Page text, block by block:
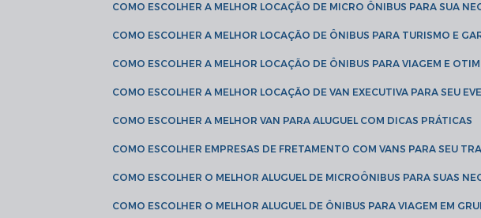
COMO ESCOLHER A MELHOR LOCAÇÃO DE MICRO ÔNIBUS PARA SUA
COMO ESCOLHER A MELHOR LOCAÇÃO DE ÔNIBUS PARA TURISMO E
COMO ESCOLHER A MELHOR LOCAÇÃO DE ÔNIBUS PARA VIAGEM E
COMO ESCOLHER A MELHOR LOCAÇÃO DE VAN EXECUTIVA PARA SEU
COMO ESCOLHER A MELHOR VAN PARA ALUGUEL COM DICAS PRÁTICAS
COMO ESCOLHER EMPRESAS DE FRETAMENTO COM VANS PARA SEU
COMO ESCOLHER O MELHOR ALUGUEL DE MICROÔNIBUS PARA SUAS
COMO ESCOLHER O MELHOR ALUGUEL DE ÔNIBUS PARA VIAGEM EM